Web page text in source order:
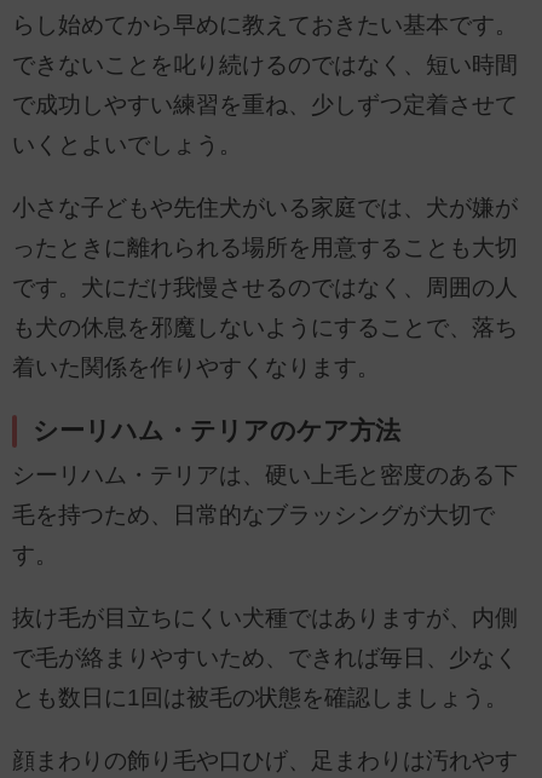
らし始めてから早めに教えておきたい基本です。
できないことを叱り続けるのではなく、短い時間
で成功しやすい練習を重ね、少しずつ定着させて
いくとよいでしょう。
小さな子どもや先住犬がいる家庭では、犬が嫌が
ったときに離れられる場所を用意することも大切
です。犬にだけ我慢させるのではなく、周囲の人
も犬の休息を邪魔しないようにすることで、落ち
着いた関係を作りやすくなります。
シーリハム・テリアのケア方法
シーリハム・テリアは、硬い上毛と密度のある下
毛を持つため、日常的なブラッシングが大切で
す。
抜け毛が目立ちにくい犬種ではありますが、内側
で毛が絡まりやすいため、できれば毎日、少なく
とも数日に1回は被毛の状態を確認しましょう。
顔まわりの飾り毛や口ひげ、足まわりは汚れやす